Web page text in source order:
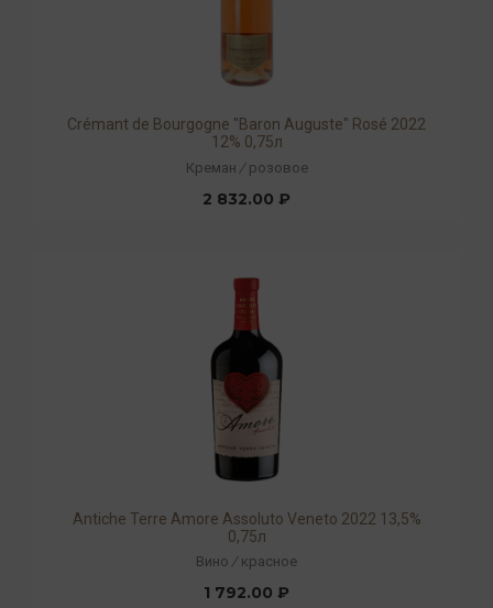
Crémant de Bourgogne "Baron Auguste" Rosé 2022
12% 0,75л
Креман / розовое
2 832.00 ₽
Antiche Terre Amore Assoluto Veneto 2022 13,5%
0,75л
Вино / красное
1 792.00 ₽